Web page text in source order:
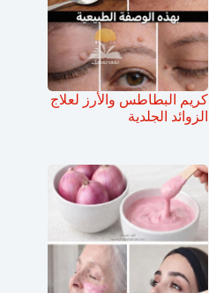
كريم البطاطس والأرز لعلاج
الزوائد الجلدية